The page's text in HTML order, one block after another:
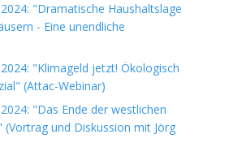
"Dramatische Haushaltslage
- Eine unendliche
"Klimageld jetzt! Ökologisch
(Attac-Webinar)
"Das Ende der westlichen
(Vortrag und Diskussion mit Jörg